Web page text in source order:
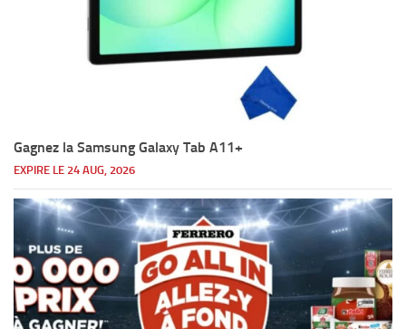
Gagnez la Samsung Galaxy Tab A11+
EXPIRE LE 24 AUG, 2026